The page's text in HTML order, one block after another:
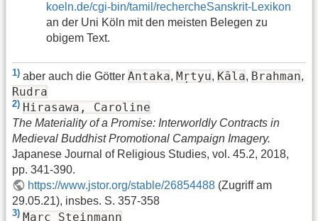
koeln.de/cgi-bin/tamil/rechercheSanskrit-Lexikon
an der Uni Köln mit den meisten Belegen zu
obigem Text.
1) aber auch die Götter Antaka, Mṛtyu, Kāla, Brahman,
Rudra
2) Hirasawa, Caroline
The Materiality of a Promise: Interworldly Contracts in
Medieval Buddhist Promotional Campaign Imagery.
Japanese Journal of Religious Studies, vol. 45.2, 2018,
pp. 341-390.
https://www.jstor.org/stable/26854488 (Zugriff am
29.05.21), insbes. S. 357-358
3) Marc Steinmann